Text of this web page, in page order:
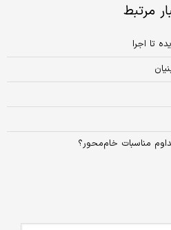
مرتبط
تا اجرا
مناسبات خام‌محور؟